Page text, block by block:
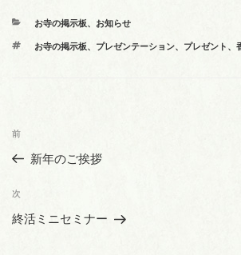
カ
ゴ
お寺の掲示板、 お知らせ
タ
お寺の掲示板、 プレゼンテーション、 プレゼント 、
ナ
ビ
ゲ
前
の
稿
前
新年のご挨拶
次
の
次
終活ミニセミナー